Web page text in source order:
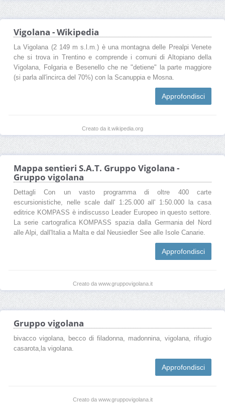
Vigolana - Wikipedia
La Vigolana (2 149 m s.l.m.) è una montagna delle Prealpi Venete
che si trova in Trentino e comprende i comuni di Altopiano della
Vigolana, Folgaria e Besenello che ne "detiene" la parte maggiore
(si parla all'incirca del 70%) con la Scanuppia e Mosna.
Approfondisci
Creato da it.wikipedia.org
Mappa sentieri S.A.T. Gruppo Vigolana -
Gruppo vigolana
Dettagli Con un vasto programma di oltre 400 carte
escursionistiche, nelle scale dall' 1:25.000 all' 1:50.000 la casa
editrice KOMPASS è indiscusso Leader Europeo in questo settore.
La serie cartografica KOMPASS spazia dalla Germania del Nord
alle Alpi, dall'Italia a Malta e dal Neusiedler See alle Isole Canarie.
Approfondisci
Creato da www.gruppovigolana.it
Gruppo vigolana
bivacco vigolana, becco di filadonna, madonnina, vigolana, rifugio
casarota,la vigolana.
Approfondisci
Creato da www.gruppovigolana.it